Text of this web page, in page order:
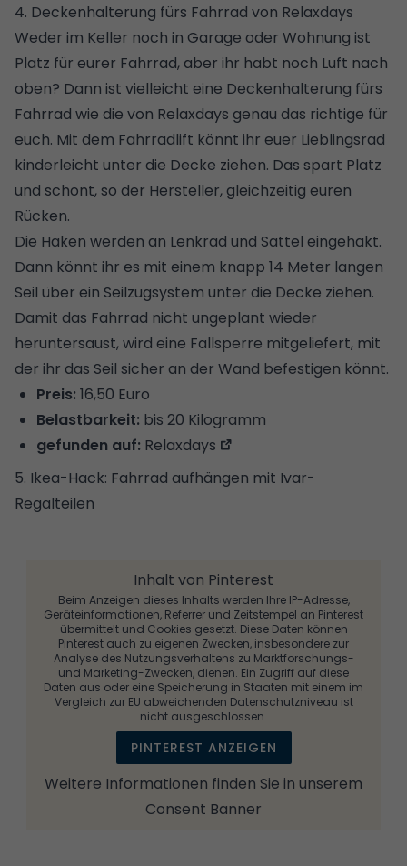
4. Deckenhalterung fürs Fahrrad von Relaxdays
Weder im Keller noch in Garage oder Wohnung ist
Platz für eurer Fahrrad, aber ihr habt noch Luft nach
oben? Dann ist vielleicht eine Deckenhalterung fürs
Fahrrad wie die von Relaxdays genau das richtige für
euch. Mit dem Fahrradlift könnt ihr euer Lieblingsrad
kinderleicht unter die Decke ziehen. Das spart Platz
und schont, so der Hersteller, gleichzeitig euren
Rücken.
Die Haken werden an Lenkrad und Sattel eingehakt.
Dann könnt ihr es mit einem knapp 14 Meter langen
Seil über ein Seilzugsystem unter die Decke ziehen.
Damit das Fahrrad nicht ungeplant wieder
heruntersaust, wird eine Fallsperre mitgeliefert, mit
der ihr das Seil sicher an der Wand befestigen könnt.
Preis: 16,50 Euro
Belastbarkeit: bis 20 Kilogramm
gefunden auf: Relaxdays
5. Ikea-Hack: Fahrrad aufhängen mit Ivar-
Regalteilen
Inhalt von Pinterest
Beim Anzeigen dieses Inhalts werden Ihre IP-Adresse,
Geräteinformationen, Referrer und Zeitstempel an Pinterest
übermittelt und Cookies gesetzt. Diese Daten können
Pinterest auch zu eigenen Zwecken, insbesondere zur
Analyse des Nutzungsverhaltens zu Marktforschungs-
und Marketing-Zwecken, dienen. Ein Zugriff auf diese
Daten aus oder eine Speicherung in Staaten mit einem im
Vergleich zur EU abweichenden Datenschutzniveau ist
nicht ausgeschlossen.
PINTEREST ANZEIGEN
Weitere Informationen finden Sie in unserem
Consent Banner